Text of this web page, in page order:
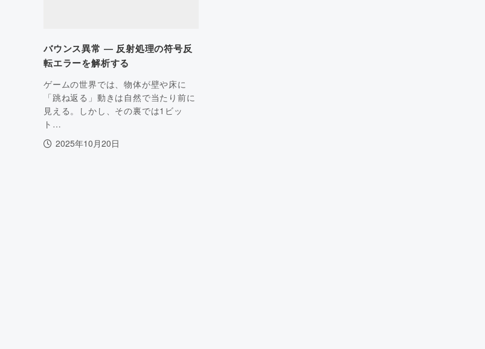
バウンス異常 ― 反射処理の符号反
転エラーを解析する
ゲームの世界では、物体が壁や床に
「跳ね返る」動きは自然で当たり前に
見える。しかし、その裏では1ビッ
ト…
2025年10月20日